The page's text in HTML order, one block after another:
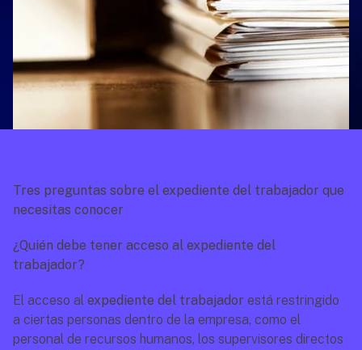
Tres preguntas sobre el expediente del trabajador que
necesitas conocer
¿Quién debe tener acceso al expediente del
trabajador?
El acceso al expediente del trabajador está restringido
a ciertas personas dentro de la empresa, como el
personal de recursos humanos, los supervisores directos